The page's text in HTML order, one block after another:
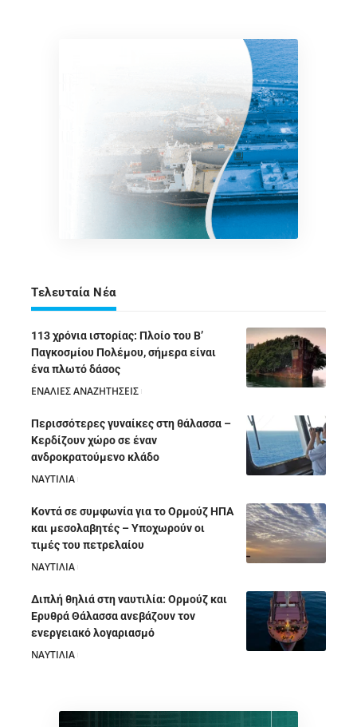
Τελευταία Νέα
113 χρόνια ιστορίας: Πλοίο του Β’
Παγκοσμίου Πολέμου, σήμερα είναι
ένα πλωτό δάσος
ΕΝΑΛΙΕΣ ΑΝΑΖΗΤΗΣΕΙΣ
Περισσότερες γυναίκες στη θάλασσα –
Κερδίζουν χώρο σε έναν
ανδροκρατούμενο κλάδο
ΝΑΥΤΙΛΙΑ
Κοντά σε συμφωνία για το Ορμούζ ΗΠΑ
και μεσολαβητές – Υποχωρούν οι
τιμές του πετρελαίου
ΝΑΥΤΙΛΙΑ
Διπλή θηλιά στη ναυτιλία: Ορμούζ και
Ερυθρά Θάλασσα ανεβάζουν τον
ενεργειακό λογαριασμό
ΝΑΥΤΙΛΙΑ